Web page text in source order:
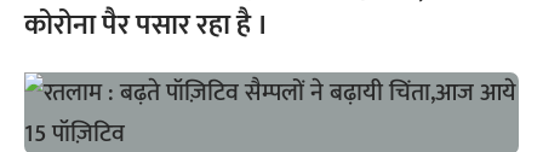
कोरोना पैर पसार रहा है ।